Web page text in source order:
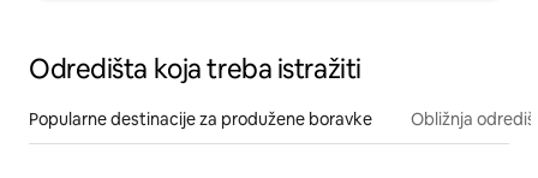
Odredišta koja treba istražiti
Popularne destinacije za produžene boravke Obližnja